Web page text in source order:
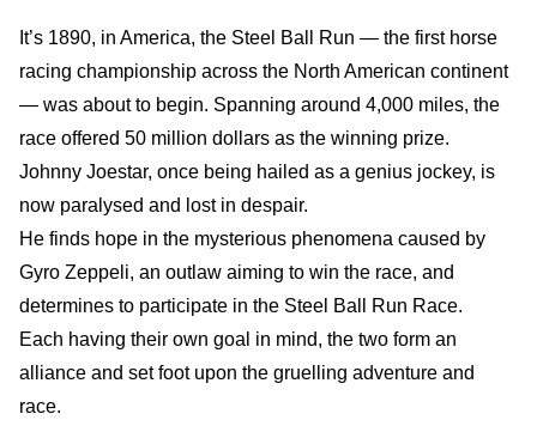
It’s 1890, in America, the Steel Ball Run — the first horse
racing championship across the North American continent
— was about to begin. Spanning around 4,000 miles, the
race offered 50 million dollars as the winning prize.
Johnny Joestar, once being hailed as a genius jockey, is
now paralysed and lost in despair.
He finds hope in the mysterious phenomena caused by
Gyro Zeppeli, an outlaw aiming to win the race, and
determines to participate in the Steel Ball Run Race.
Each having their own goal in mind, the two form an
alliance and set foot upon the gruelling adventure and
race.